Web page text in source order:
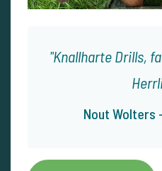
Knallharte Drills,
Nout Wolters